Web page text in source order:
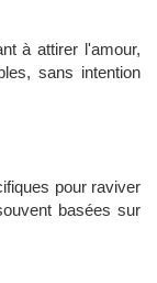
à attirer l'amour,
sans intention
pour raviver
basées sur